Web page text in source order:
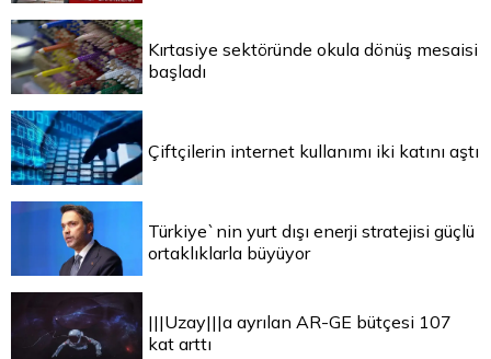
Kırtasiye sektöründe okula dönüş mesaisi
başladı
Çiftçilerin internet kullanımı iki katını aştı
Türkiye`nin yurt dışı enerji stratejisi güçlü
ortaklıklarla büyüyor
|||Uzay|||a ayrılan AR-GE bütçesi 107
kat arttı